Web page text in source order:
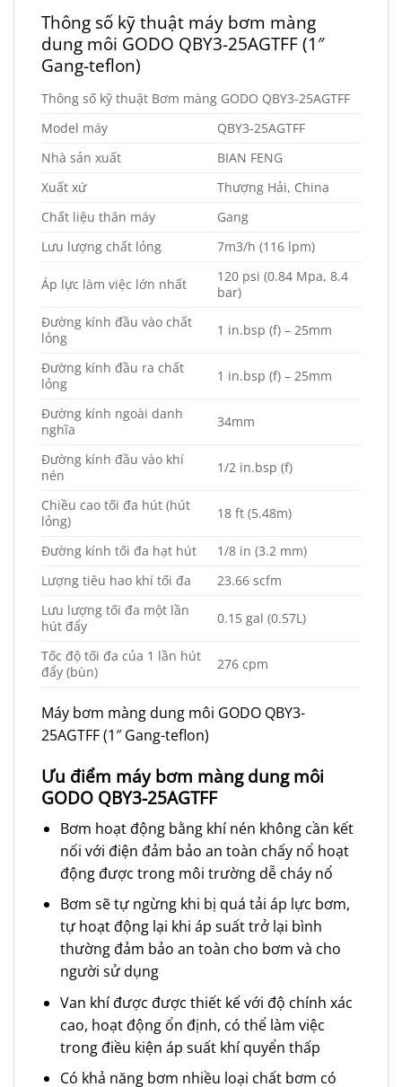
Thông số kỹ thuật máy bơm màng
dung môi GODO QBY3-25AGTFF (1″
Gang-teflon)
Thông số kỹ thuật Bơm màng GODO QBY3-25AGTFF
Model máy
QBY3-25AGTFF
Nhà sản xuất
BIAN FENG
Xuất xứ
Thượng Hải, China
Chất liệu thân máy
Gang
Lưu lượng chất lỏng
7m3/h (116 lpm)
Áp lực làm việc lớn nhất
120 psi (0.84 Mpa, 8.4
bar)
Đường kính đầu vào chất
lỏng
1 in.bsp (f) – 25mm
Đường kính đầu ra chất
lỏng
1 in.bsp (f) – 25mm
Đường kính ngoài danh
nghĩa
34mm
Đường kính đầu vào khí
nén
1/2 in.bsp (f)
Chiều cao tối đa hút (hút
lỏng)
18 ft (5.48m)
Đường kính tối đa hạt hút
1/8 in (3.2 mm)
Lượng tiêu hao khí tối đa
23.66 scfm
Lưu lượng tối đa một lần
hút đẩy
0.15 gal (0.57L)
Tốc độ tối đa của 1 lần hút
đẩy (bùn)
276 cpm
Máy bơm màng dung môi GODO QBY3-
25AGTFF (1″ Gang-teflon)
Ưu điểm máy bơm màng dung môi
GODO QBY3-25AGTFF
Bơm hoạt động bằng khí nén không cần kết
nối với điện đảm bảo an toàn chấy nổ hoạt
động được trong môi trường dễ cháy nổ
Bơm sẽ tự ngừng khi bị quá tải áp lực bơm,
tự hoạt động lại khi áp suất trở lại bình
thường đảm bảo an toàn cho bơm và cho
người sử dụng
Van khí được được thiết kế với độ chính xác
cao, hoạt động ổn định, có thể làm việc
trong điều kiện áp suất khí quyển thấp
Có khả năng bơm nhiều loại chất bơm có